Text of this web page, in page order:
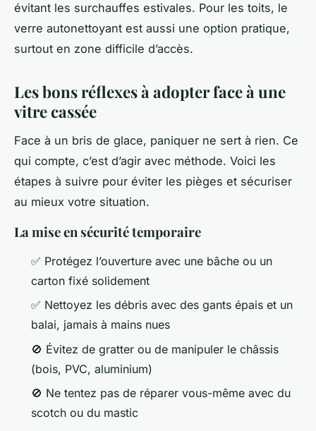
évitant les surchauffes estivales. Pour les toits, le
verre autonettoyant est aussi une option pratique,
surtout en zone difficile d’accès.
Les bons réflexes à adopter face à une
vitre cassée
Face à un bris de glace, paniquer ne sert à rien. Ce
qui compte, c’est d’agir avec méthode. Voici les
étapes à suivre pour éviter les pièges et sécuriser
au mieux votre situation.
La mise en sécurité temporaire
✅ Protégez l’ouverture avec une bâche ou un
carton fixé solidement
✅ Nettoyez les débris avec des gants épais et un
balai, jamais à mains nues
🚫 Évitez de gratter ou de manipuler le châssis
(bois, PVC, aluminium)
🚫 Ne tentez pas de réparer vous-même avec du
scotch ou du mastic